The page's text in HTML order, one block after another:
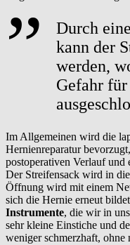
Durch
kann der
werden,
Gefahr
Im Allgemeinen wird die
Hernienreparatur
postoperativen Verlauf und
Der Streifensack wird in
Öffnung wird mit einem
sich die Hernie erneut
Instrumente, die wir in
sehr kleine Einstiche und
weniger schmerzhaft, ohne